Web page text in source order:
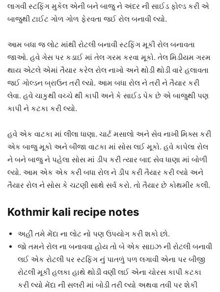
લાગવી સ્ટફિંગ મુકેલ એની બને બાજુ ને અંદર ની સાઈડ ફોલ્ડ કરી એ
બાજુથી ટાઈટ ગોળ ગોળ ફેરવતા જઈ રોલ બનાવી લ્યો.
આમ બધા જ લોટ માંથી રોટલી બનાવી સ્ટફિંગ મૂકી રોલ બનાવતા
જાઓ. હવે ગેસ પર કડાઈ માં તેલ ગરમ કરવા મૂકો. તેલ મિડીયમ ગરમ
થાય એટલે એમાં તૈયાર કરેલ રોલ નાખો અને થોડી થોડી વારે હલાવતા
જઈ ગોલ્ડન બ્રાઉન તરી લ્યો. આમ બધા રોલ ને તરી ને તૈયાર કરી
લેવા. હવે ચાકુથી વચ્ચે થી કાપી અને કે સાઈડ પેક છે એ બાજુથી પણ
કાપી ને કટકા કરી લ્યો.
હવે એક વાટકા માં લીલા ધાણા. ચાર્ટ મસાલો અને સેવ નાખી મિક્સ કરી
એક બાજુ મૂકો અને બીજા વાટકા માં સોસ લઈ મૂકો. હવે કાપેલા રોલ
ને બને બાજુ ને પહેલા સોસ માં ડીપ કરી ત્યાર બાદ સેવ ધાણા માં બોળી
લ્યો. આમ એક એક કરી બધા રોલ ને ડીપ કરી તૈયાર કરી લ્યો અને
તૈયાર રોલ ને સોસ કે ચટણી સાથે સર્વ કરો. તો તૈયાર છે કોથમીર કલી.
Kothmir kali recipe notes
અહીં તમે મેંદા ના લોટ નો પણ ઉપયોગ કરી શકો છો.
જો તમને રોલ ના બનાવવા હોય તો બે એક સાઇઝ ની રોટલી બનાવી
લઈ એક રોટલી પર સ્ટફિંગ નું પાતળું પળ લગાવી એના પર બીજી
રોટલી મૂકી હલકા હાથે થોડી વણી લઈ એના ચોરસ કાપી કટકા
કરી લ્યો મેંદા ની સલરી માં બોડી તરી લ્યો અથવા તવી પર શેકી